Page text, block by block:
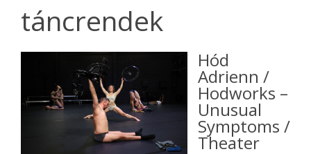
táncrendek
Hód
Adrienn /
Hodworks –
Unusual
Symptoms /
Theater